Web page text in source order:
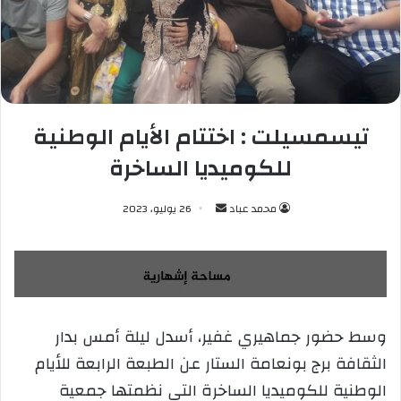
تيسمسيلت : اختتام الأيام الوطنية
للكوميديا الساخرة
محمد عباد
س
ل
ب
ي
د
26 يوليو، 2023
وسط حضور جماهيري غفير، أسدل ليلة أمس بدار
الثقافة برج بونعامة الستار عن الطبعة الرابعة للأيام
الوطنية للكوميديا الساخرة التي نظمتها جمعية